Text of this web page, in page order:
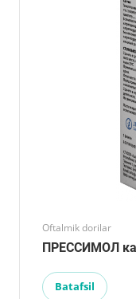
Oftalmik dorilar
ПРЕССИМОЛ
Batafsil